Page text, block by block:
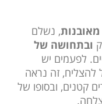
, נשלם
ובתחושה של
לפעמים יש
להצליח, זה נראה
קטנים, ובסופו של